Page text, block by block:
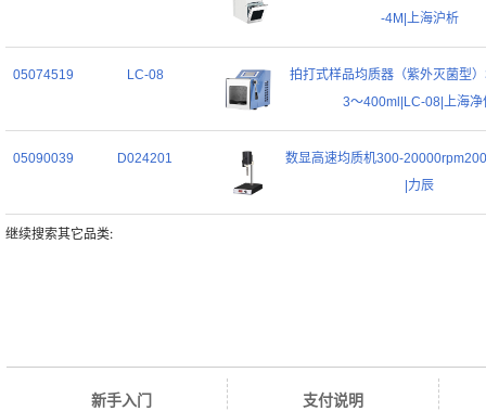
-4M|上海沪析
05074519 LC-08
拍打式样品均质器（紫外灭菌型
3～400ml|LC-08|上海净
05090039 D024201
数显高速均质机300-
|力辰
继续搜索其它品类:
新手入门 支付说明